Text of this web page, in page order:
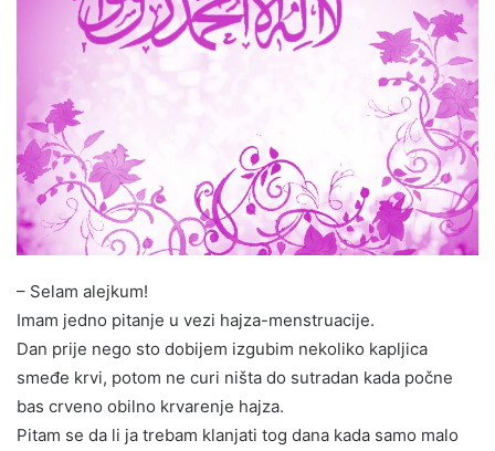
– Selam alejkum!
Imam jedno pitanje u vezi hajza-menstruacije.
Dan prije nego sto dobijem izgubim nekoliko kapljica
smeđe krvi, potom ne curi ništa do sutradan kada počne
bas crveno obilno krvarenje hajza.
Pitam se da li ja trebam klanjati tog dana kada samo malo